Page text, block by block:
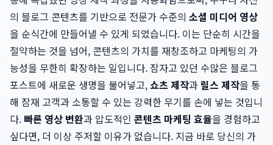
의 블로그 콘텐츠를 기반으로 전문가 수준의 소셜 미디어 영상
을 순식간에 만들어낼 수 있게 되었습니다. 이는 단순히 시간을
절약하는 것을 넘어, 콘텐츠의 가치를 재창조하고 마케팅의 가
능성을 무한히 확장하는 일입니다. 잠자고 있던 수많은 블로그
포스트에 새로운 생명을 불어넣고,쇼츠 제작과 릴스 제작을 통
해 잠재 고객과 소통할 수 있는 강력한 무기를 손에 넣는 것입니
다. 빠른 영상 변환과 압도적인 콘텐츠 마케팅 효율을 경험하고
싶다면, 더 이상 주저할 이유가 없습니다. 지금 바로 당신의 가